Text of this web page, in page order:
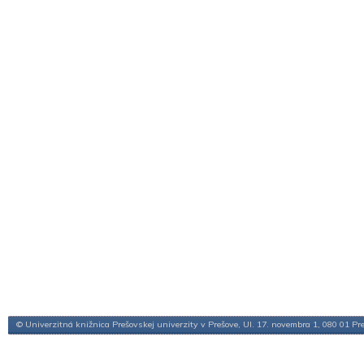
© Univerzitná knižnica Prešovskej univerzity v Prešove, Ul. 17. novembra 1, 080 01